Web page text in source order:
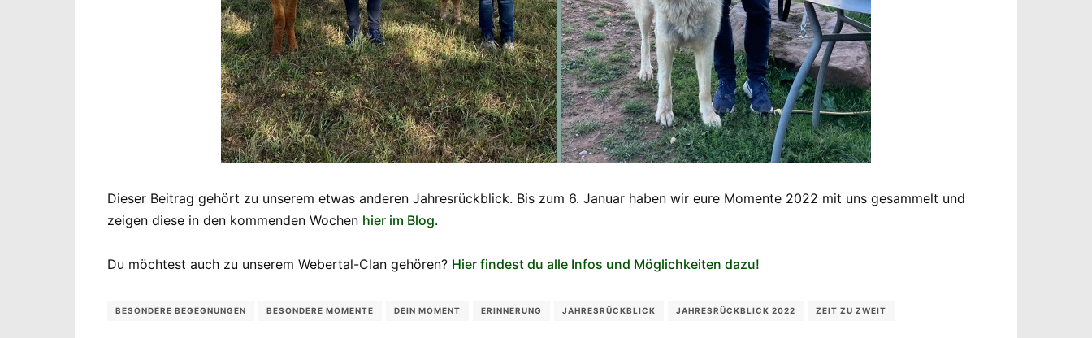
Dieser Beitrag gehört zu unserem etwas anderen Jahresrückblick. Bis zum 6. Januar haben wir eure Momente 2022 mit uns gesammelt und
zeigen diese in den kommenden Wochen hier im Blog.
Du möchtest auch zu unserem Webertal-Clan gehören? Hier findest du alle Infos und Möglichkeiten dazu!
BESONDERE BEGEGNUNGEN BESONDERE MOMENTE DEIN MOMENT ERINNERUNG JAHRESRÜCKBLICK JAHRESRÜCKBLICK 2022 ZEIT ZU ZWEIT